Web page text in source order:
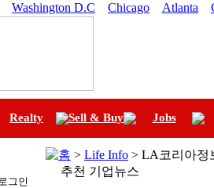
Washington D.C Chicago Atlanta
Realty Sell & Buy Jobs
홈 > Life Info > LA코리아정
추천 기업뉴스